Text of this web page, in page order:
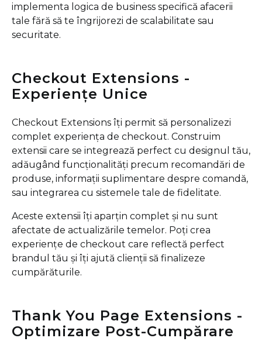
implementa logica de business specifică afacerii
tale fără să te îngrijorezi de scalabilitate sau
securitate.
Checkout Extensions -
Experiențe Unice
Checkout Extensions îți permit să personalizezi
complet experiența de checkout. Construim
extensii care se integrează perfect cu designul tău,
adăugând funcționalități precum recomandări de
produse, informații suplimentare despre comandă,
sau integrarea cu sistemele tale de fidelitate.
Aceste extensii îți aparțin complet și nu sunt
afectate de actualizările temelor. Poți crea
experiențe de checkout care reflectă perfect
brandul tău și îți ajută clienții să finalizeze
cumpărăturile.
Thank You Page Extensions -
Optimizare Post-Cumpărare